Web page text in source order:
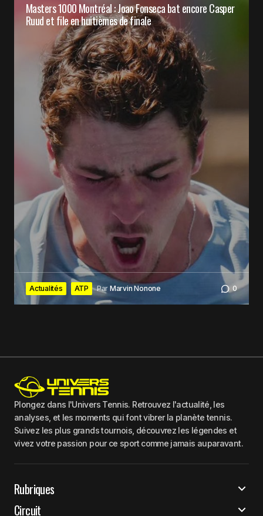
Masters 1000 Montréal : Joao Fonseca bat encore Casper
Ruud et file en huitièmes de finale
Actualités ATP Par Marvin Nonone 0
Plongez dans l'Univers Tennis. Retrouvez l'actualité, les
analyses, et les moments qui font vibrer la planète tennis.
Suivez les plus grands tournois, découvrez les légendes et
vivez votre passion pour ce sport comme jamais auparavant.
Rubriques
Circuit